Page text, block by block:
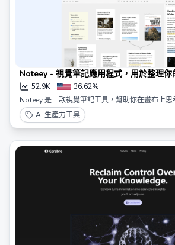
Noteey - 視覺筆記應用程式，用於整理你
52.9K 36.62%
Noteey 是一款視覺筆記工具，幫助你在畫布上思
AI 生產力工具